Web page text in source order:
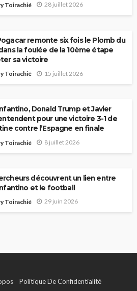
Toirachié 28 juillet 2026
remonte six fois le Plomb du
la foulée de la 10ème étape
sa victoire
Toirachié 15 juillet 2026
Donald Trump et Javier
pour une victoire 3-1 de
contre l’Espagne en finale
Toirachié 8 juillet 2026
découvrent un lien entre
et le football
Toirachié 29 juin 2026
Politique De Confidentialité